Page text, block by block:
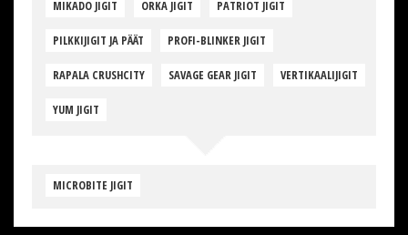
MIKADO JIGIT ORKA JIGIT PATRIOT JIGIT
PILKKIJIGIT JA PÄÄT PROFI-BLINKER JIGIT
RAPALA CRUSHCITY SAVAGE GEAR JIGIT VERTIKAALIJIGIT
YUM JIGIT
MICROBITE JIGIT